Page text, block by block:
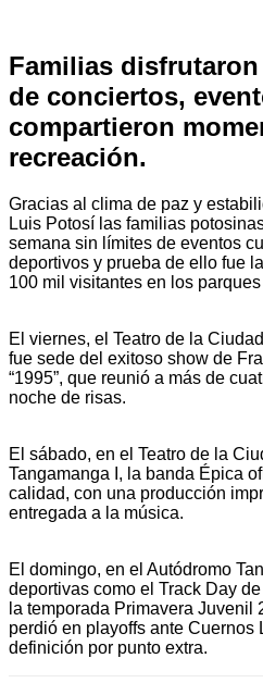
Familias
de conciertos,
compartieron
recreación.
Gracias al clima de paz y
Luis Potosí las familias
semana sin límites de eventos
deportivos y prueba de ello fue
100 mil visitantes en los
El viernes, el Teatro de la
fue sede del exitoso show de
“1995”, que reunió a más de
noche de risas.
El sábado, en el Teatro de la
Tangamanga I, la banda Épica
calidad, con una producción
entregada a la música.
El domingo, en el Autódromo
deportivas como el Track Day
la temporada Primavera Juvenil
perdió en playoffs ante Cuernos
definición por punto extra.